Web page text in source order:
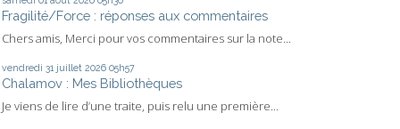
Fragilité/Force : réponses aux commentaires
Chers amis, Merci pour vos commentaires sur la note...
vendredi 31 juillet 2026 05h57
Chalamov : Mes Bibliothèques
Je viens de lire d’une traite, puis relu une première...